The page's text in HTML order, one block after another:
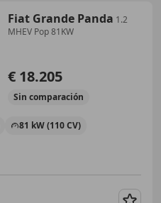
Fiat Grande Panda 1.2
MHEV Pop 81KW
€ 18.205
Sin comparación
81 kW (110 CV)